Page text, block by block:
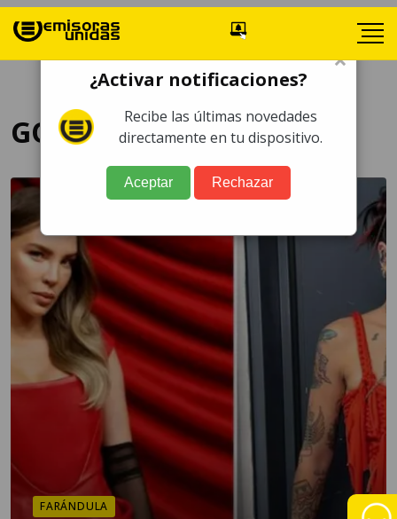
GQ México
FARÁNDULA
×
¿Activar notificaciones?
Recibe las últimas novedades
directamente en tu dispositivo.
Aceptar Rechazar